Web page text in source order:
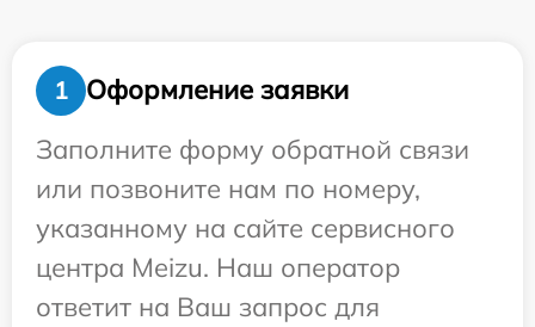
1
Оформление заявки
Заполните форму обратной связи
или позвоните нам по номеру,
указанному на сайте сервисного
центра Meizu. Наш оператор
ответит на Ваш запрос для